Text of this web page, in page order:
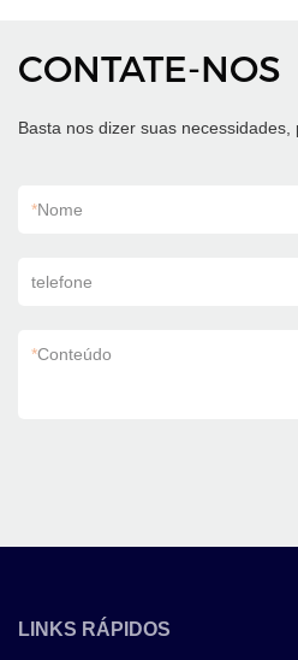
CONTATE-NOS
Basta nos dizer suas
*Nome
telefone
*Conteúdo
LINKS RÁPIDOS